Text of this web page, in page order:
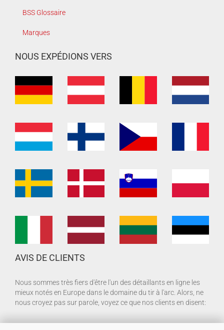
BSS Glossaire
Marques
NOUS EXPÉDIONS VERS
AVIS DE CLIENTS
Nous sommes très fiers d'être l'un des détaillants en ligne les
mieux notés en Europe dans le domaine du tir à l'arc. Alors, ne
nous croyez pas sur parole, voyez ce que nos clients en disent: